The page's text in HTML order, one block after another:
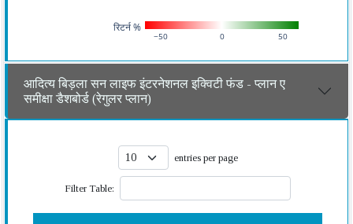
−50 0 50
रिटर्न %
आदित्य बिड़ला सन लाइफ इंटरनेशनल इक्विटी फंड - प्लान ए
समीक्षा डैशबोर्ड (रेगुलर प्लान)
entries per page
Filter Table: